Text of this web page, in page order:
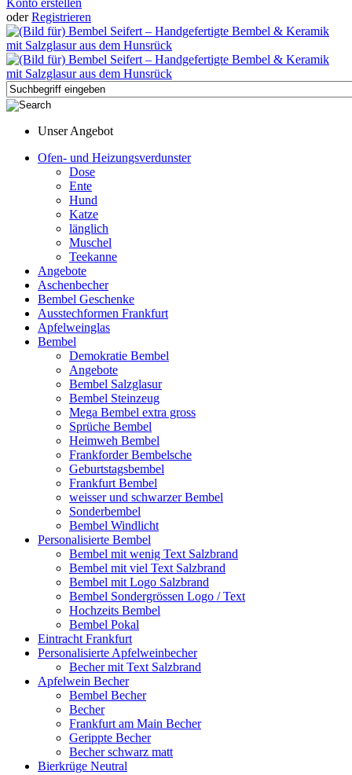
oder Registrieren
Unser Angebot
Ofen- und Heizungsverdunster
Dose
Ente
Hund
Katze
länglich
Muschel
Teekanne
Angebote
Aschenbecher
Bembel Geschenke
Ausstechformen Frankfurt
Apfelweinglas
Bembel
Demokratie Bembel
Angebote
Bembel Salzglasur
Bembel Steinzeug
Mega Bembel extra gross
Sprüche Bembel
Heimweh Bembel
Frankforder Bembelsche
Geburtstagsbembel
Frankfurt Bembel
weisser und schwarzer Bembel
Sonderbembel
Bembel Windlicht
Personalisierte Bembel
Bembel mit wenig Text Salzbrand
Bembel mit viel Text Salzbrand
Bembel mit Logo Salzbrand
Bembel Sondergrössen Logo / Text
Hochzeits Bembel
Bembel Pokal
Eintracht Frankfurt
Personalisierte Apfelweinbecher
Becher mit Text Salzbrand
Apfelwein Becher
Bembel Becher
Becher
Frankfurt am Main Becher
Gerippte Becher
Becher schwarz matt
Bierkrüge Neutral